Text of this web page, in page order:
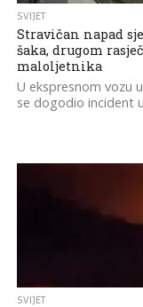
SVIJET
Stravičan napad
šaka, drugom
maloljetnika
U ekspresnom vozu
se dogodio incident
SVIJET